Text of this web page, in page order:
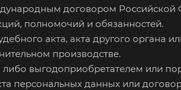
договором
полномочий и обязанностей.
акта, акта другого органа
производстве.
выгодоприобретателем или
персональных данных или